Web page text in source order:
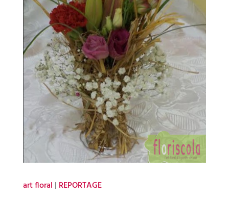
art floral | REPORTAGE